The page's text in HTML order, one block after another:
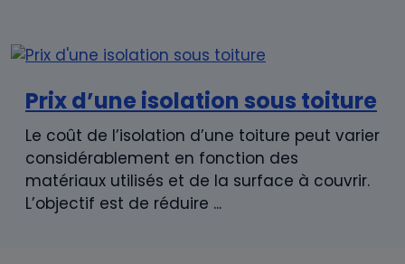
Prix d’une isolation sous toiture
Le coût de l’isolation d’une toiture peut varier
considérablement en fonction des
matériaux utilisés et de la surface à couvrir.
L’objectif est de réduire ...